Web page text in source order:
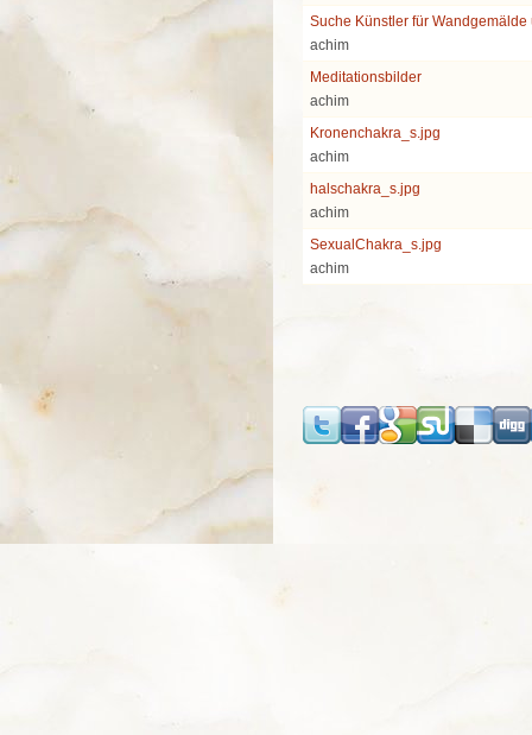
Suche Künstler für
achim
Meditationsbilder
achim
Kronenchakra_s.jpg
achim
halschakra_s.jpg
achim
SexualChakra_s.jpg
achim